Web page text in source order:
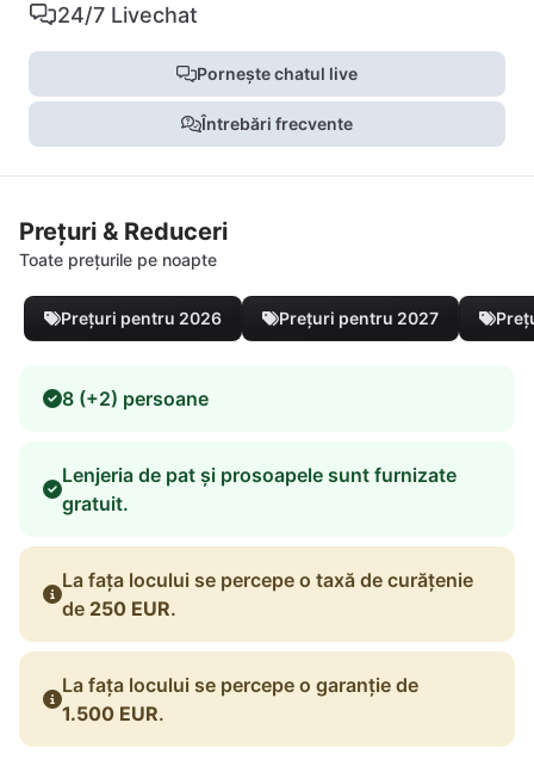
24/7 Livechat
Pornește chatul live
Întrebări frecvente
Prețuri & Reduceri
Toate prețurile pe noapte
Prețuri pentru 2026 Prețuri pentru 2027
8 (+2) persoane
Lenjeria de pat și prosoapele sunt furnizate
gratuit.
La fața locului se percepe o taxă de curățenie
de 250 EUR.
La fața locului se percepe o garanție de
1.500 EUR.